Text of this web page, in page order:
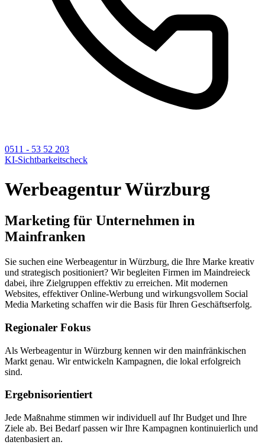
0511 - 53 52 203
KI-Sichtbarkeitscheck
Werbeagentur Würzburg
Marketing für Unternehmen in
Mainfranken
Sie suchen eine Werbeagentur in Würzburg, die Ihre Marke kreativ
und strategisch positioniert? Wir begleiten Firmen im Maindreieck
dabei, ihre Zielgruppen effektiv zu erreichen. Mit modernen
Websites, effektiver Online-Werbung und wirkungsvollem Social
Media Marketing schaffen wir die Basis für Ihren Geschäftserfolg.
Regionaler Fokus
Als Werbeagentur in Würzburg kennen wir den mainfränkischen
Markt genau. Wir entwickeln Kampagnen, die lokal erfolgreich
sind.
Ergebnisorientiert
Jede Maßnahme stimmen wir individuell auf Ihr Budget und Ihre
Ziele ab. Bei Bedarf passen wir Ihre Kampagnen kontinuierlich und
datenbasiert an.